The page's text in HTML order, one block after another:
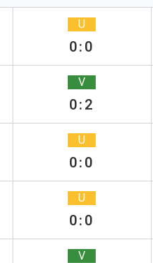
U
0:0
V
0:2
U
0:0
U
0:0
V